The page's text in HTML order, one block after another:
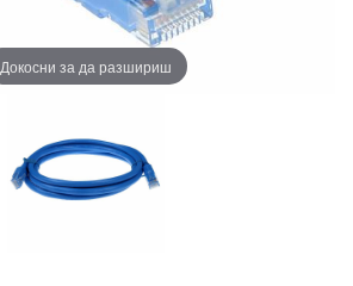
Докосни за да разшириш